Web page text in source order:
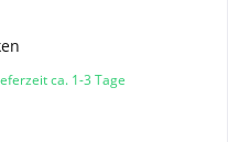
ca. 1-3 Tage